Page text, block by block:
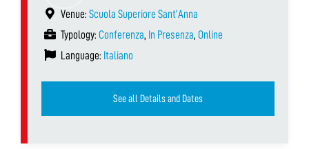
Venue: Scuola Superiore Sant’Anna
Typology: Conferenza, In Presenza, Online
Language: Italiano
See all Details and Dates